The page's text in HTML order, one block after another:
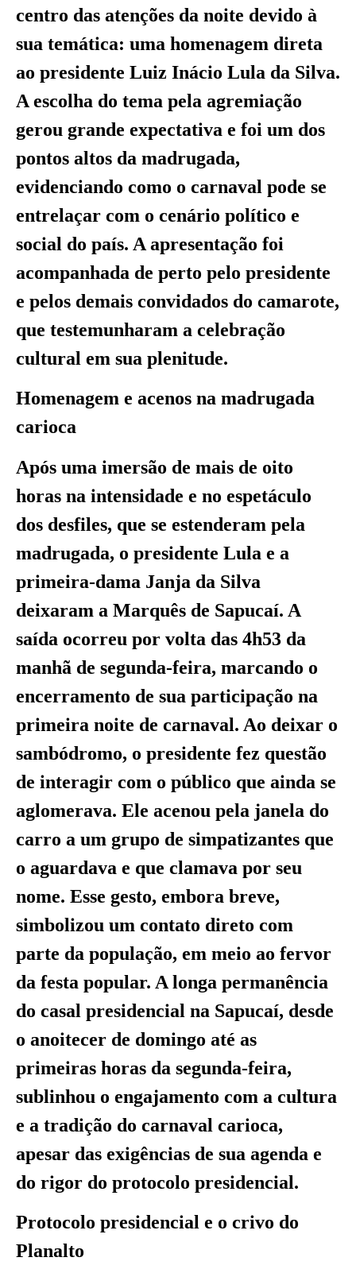
centro das atenções da noite devido à
sua temática: uma homenagem direta
ao presidente Luiz Inácio Lula da Silva.
A escolha do tema pela agremiação
gerou grande expectativa e foi um dos
pontos altos da madrugada,
evidenciando como o carnaval pode se
entrelaçar com o cenário político e
social do país. A apresentação foi
acompanhada de perto pelo presidente
e pelos demais convidados do camarote,
que testemunharam a celebração
cultural em sua plenitude.
Homenagem e acenos na madrugada
carioca
Após uma imersão de mais de oito
horas na intensidade e no espetáculo
dos desfiles, que se estenderam pela
madrugada, o presidente Lula e a
primeira-dama Janja da Silva
deixaram a Marquês de Sapucaí. A
saída ocorreu por volta das 4h53 da
manhã de segunda-feira, marcando o
encerramento de sua participação na
primeira noite de carnaval. Ao deixar o
sambódromo, o presidente fez questão
de interagir com o público que ainda se
aglomerava. Ele acenou pela janela do
carro a um grupo de simpatizantes que
o aguardava e que clamava por seu
nome. Esse gesto, embora breve,
simbolizou um contato direto com
parte da população, em meio ao fervor
da festa popular. A longa permanência
do casal presidencial na Sapucaí, desde
o anoitecer de domingo até as
primeiras horas da segunda-feira,
sublinhou o engajamento com a cultura
e a tradição do carnaval carioca,
apesar das exigências de sua agenda e
do rigor do protocolo presidencial.
Protocolo presidencial e o crivo do
Planalto